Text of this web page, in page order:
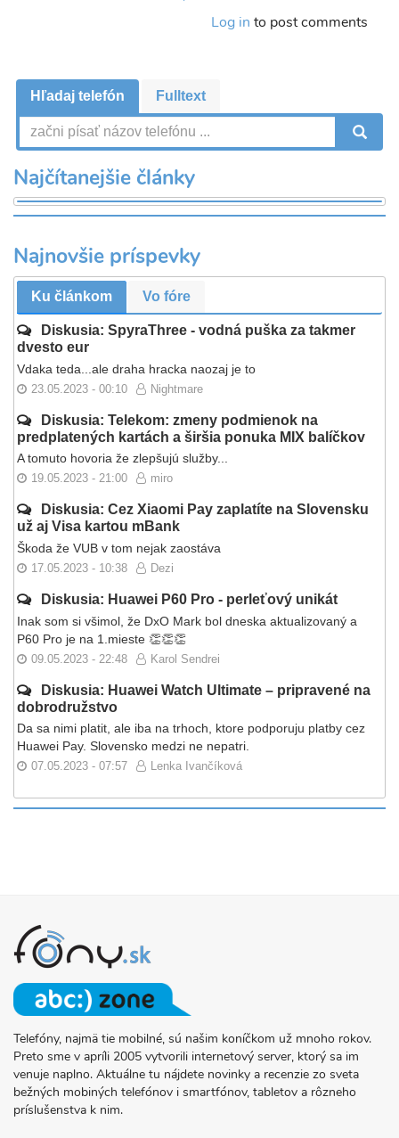
Log in to post comments
Hľadaj telefón Fulltext
Najčítanejšie články
Najnovšie príspevky
Ku článkom Vo fóre
Diskusia: SpyraThree - vodná puška za takmer
dvesto eur
Vdaka teda...ale draha hracka naozaj je to
23.05.2023 - 00:10 Nightmare
Diskusia: Telekom: zmeny podmienok na
predplatených kartách a širšia ponuka MIX balíčkov
A tomuto hovoria že zlepšujú služby...
19.05.2023 - 21:00 miro
Diskusia: Cez Xiaomi Pay zaplatíte na Slovensku
už aj Visa kartou mBank
Škoda že VUB v tom nejak zaostáva
17.05.2023 - 10:38 Dezi
Diskusia: Huawei P60 Pro - perleťový unikát
Inak som si všimol, že DxO Mark bol dneska aktualizovaný a
P60 Pro je na 1.mieste 👏👏👏
09.05.2023 - 22:48 Karol Sendrei
Diskusia: Huawei Watch Ultimate – pripravené na
dobrodružstvo
Da sa nimi platit, ale iba na trhoch, ktore podporuju platby cez
Huawei Pay. Slovensko medzi ne nepatri.
07.05.2023 - 07:57 Lenka Ivančíková
O
PROJEKTE
FONY.SK
Telefóny, najmä tie mobilné, sú našim koníčkom už mnoho rokov.
Preto sme v apríli 2005 vytvorili internetový server, ktorý sa im
venuje naplno. Aktuálne tu nájdete novinky a recenzie zo sveta
bežných mobiných telefónov i smartfónov, tabletov a rôzneho
príslušenstva k nim.